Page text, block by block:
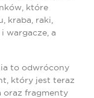
które
kraba, raki,
wargacze, a
to odwrócony
który jest teraz
oraz fragmenty